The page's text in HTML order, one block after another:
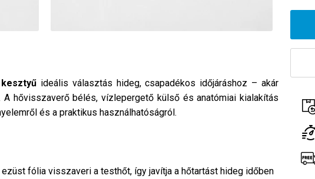
kesztyű ideális választás hideg, csapadékos időjáráshoz – akár
A hővisszaverő bélés, vízlepergető külső és anatómiai kialakítás
és a praktikus használhatóságról.
fólia visszaveri a testhőt, így javítja a hőtartást hideg időben